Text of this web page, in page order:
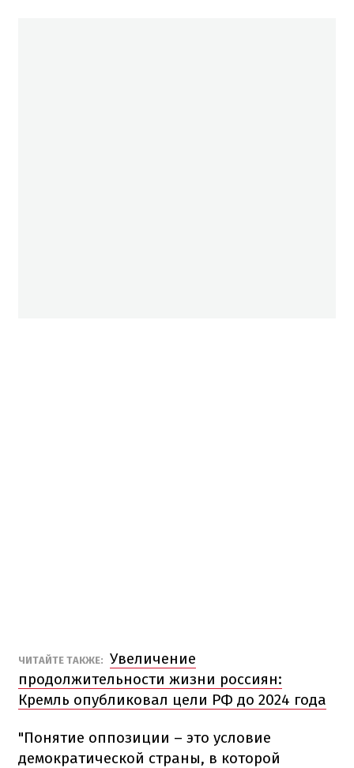
ЧИТАЙТЕ ТАКЖЕ: Увеличение
продолжительности жизни россиян:
Кремль опубликовал цели РФ до 2024 года
"Понятие оппозиции – это условие
демократической страны, в которой